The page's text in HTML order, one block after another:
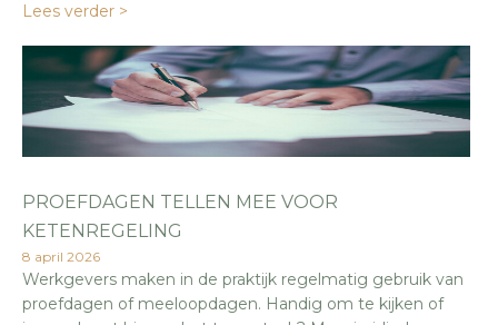
Lees verder >
PROEFDAGEN TELLEN MEE VOOR
KETENREGELING
8 april 2026
Werkgevers maken in de praktijk regelmatig gebruik van
proefdagen of meeloopdagen. Handig om te kijken of